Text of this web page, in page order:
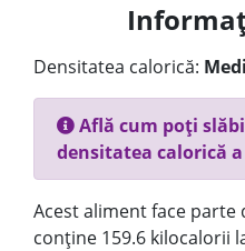
Densitatea calorică:
Află cum poți
densitatea calorică
Acest aliment face parte
conține 159.6 kilocalorii